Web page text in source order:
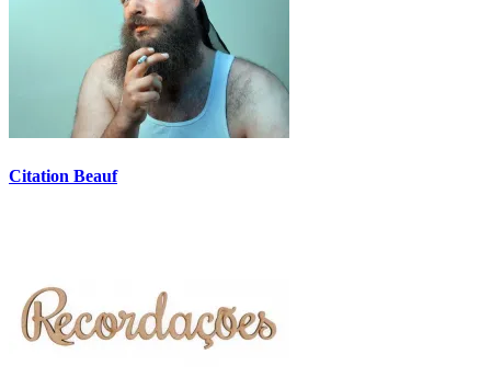
Citation Beauf